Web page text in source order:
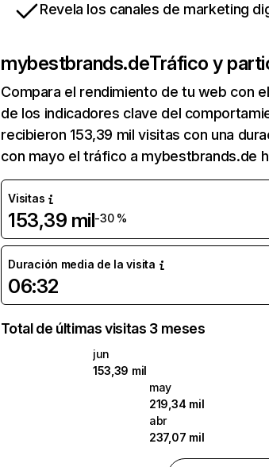
Revela los canales de marketing
mybestbrands.deTráfico y
Compara el rendimiento de tu web con
de los indicadores clave del
recibieron 153,39 mil visitas con una
con mayo el tráfico a mybestbrands.de
Visitas
153,39 mil-30 %
Duración media de la visita
06:32
Total de últimas visitas 3 meses
jun
153,39 mil
may
219,34 mil
abr
237,07 mil